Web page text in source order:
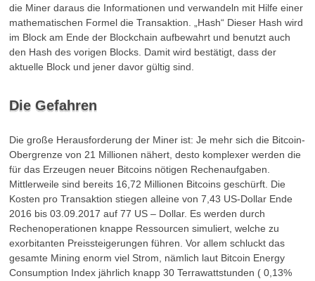
die Miner daraus die Informationen und verwandeln mit Hilfe einer
mathematischen Formel die Transaktion. „Hash“ Dieser Hash wird
im Block am Ende der Blockchain aufbewahrt und benutzt auch
den Hash des vorigen Blocks. Damit wird bestätigt, dass der
aktuelle Block und jener davor gültig sind.
Die Gefahren
Die große Herausforderung der Miner ist: Je mehr sich die Bitcoin-
Obergrenze von 21 Millionen nähert, desto komplexer werden die
für das Erzeugen neuer Bitcoins nötigen Rechenaufgaben.
Mittlerweile sind bereits 16,72 Millionen Bitcoins geschürft. Die
Kosten pro Transaktion stiegen alleine von 7,43 US-Dollar Ende
2016 bis 03.09.2017 auf 77 US – Dollar. Es werden durch
Rechenoperationen knappe Ressourcen simuliert, welche zu
exorbitanten Preissteigerungen führen. Vor allem schluckt das
gesamte Mining enorm viel Strom, nämlich laut Bitcoin Energy
Consumption Index jährlich knapp 30 Terrawattstunden ( 0,13%